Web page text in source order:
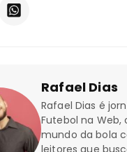
Rafael Dias
Rafael Dias é
Futebol na
mundo da bola
leitores que